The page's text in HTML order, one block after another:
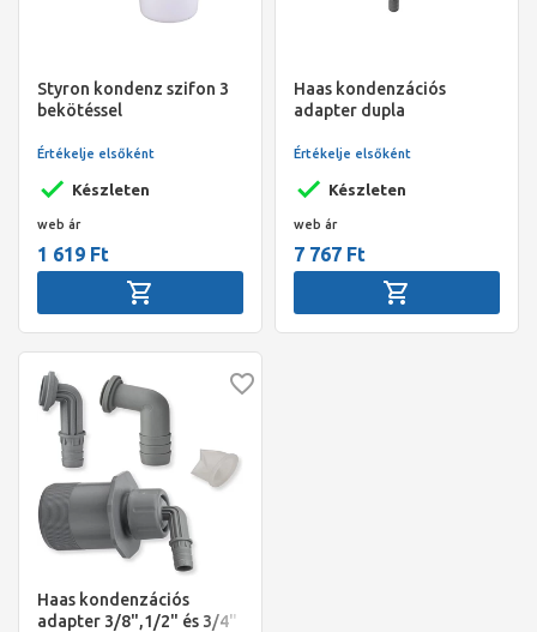
Styron kondenz szifon 3
bekötéssel
Készleten
Értékelje elsőként
web ár
1 619 Ft
Haas kondenzációs
adapter dupla
1/2" )
Készleten
Értékelje elsőként
web ár
7 767 Ft
Haas kondenzációs
adapter 3/8",1/2" és 3/4"